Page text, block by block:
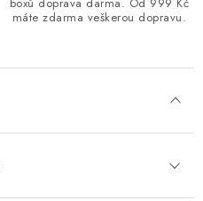
máte zdarma veškerou dopravu.